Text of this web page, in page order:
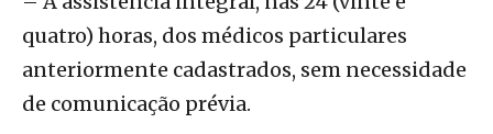
quatro) horas, dos médicos particulares
anteriormente cadastrados, sem necessidade
de comunicação prévia.